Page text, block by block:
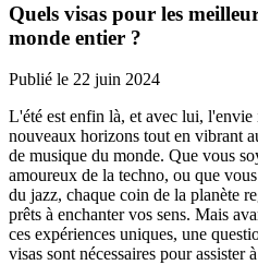
Quels visas pour les
monde entier ?
Publié le 22 juin 2024
L'été est enfin là, et avec lui,
nouveaux horizons tout en vibrant
de musique du monde. Que vous
amoureux de la techno, ou que
du jazz, chaque coin de la planète
prêts à enchanter vos sens. Mais
ces expériences uniques, une
visas sont nécessaires pour assister